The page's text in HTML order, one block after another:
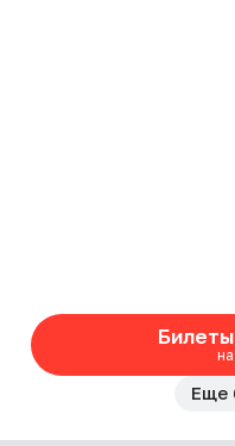
Еще